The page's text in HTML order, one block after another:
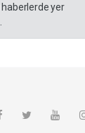
yer